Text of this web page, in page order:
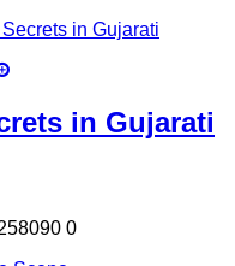
in Gujarati
0